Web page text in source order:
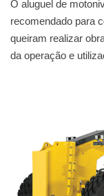
O aluguel de
recomendado para
queiram realizar
da operação e